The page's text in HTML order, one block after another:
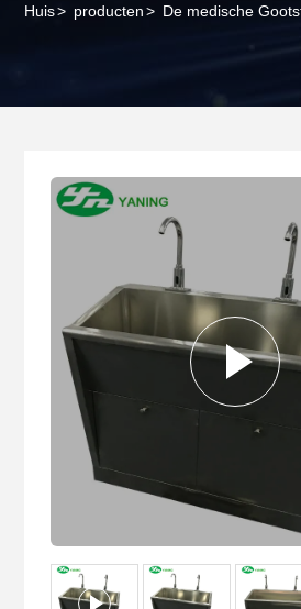
Huis> producten> De medische